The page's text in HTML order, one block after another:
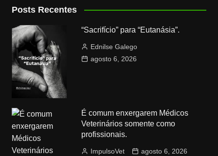
Posts Recentes
“Sacrifício” para “Eutanásia”.
Ednilse Galego
agosto 6, 2026
É comum enxergarem Médicos
Veterinários somente como
profissionais.
ImpulsoVet agosto 6, 2026